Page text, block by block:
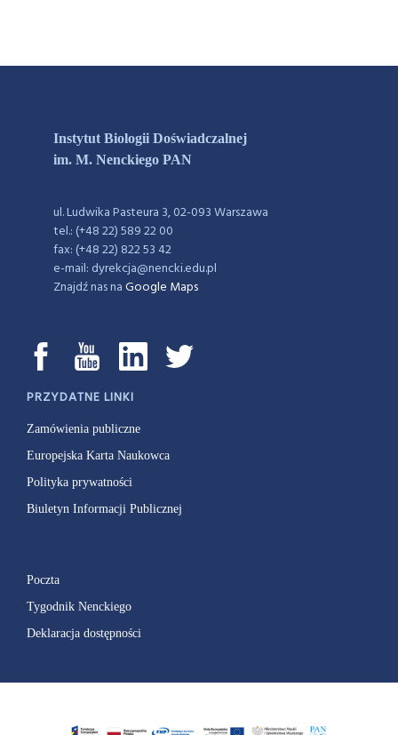
Instytut Biologii Doświadczalnej
im. M. Nenckiego PAN
ul. Ludwika Pasteura 3, 02-093 Warszawa
tel.: (+48 22) 589 22 00
fax: (+48 22) 822 53 42
e-mail: dyrekcja@nencki.edu.pl
Znajdź nas naGoogle Maps
PRZYDATNE LINKI
Zamówienia publiczne
Europejska Karta Naukowca
Polityka prywatności
Biuletyn Informacji Publicznej
Poczta
Tygodnik Nenckiego
Deklaracja dostępności